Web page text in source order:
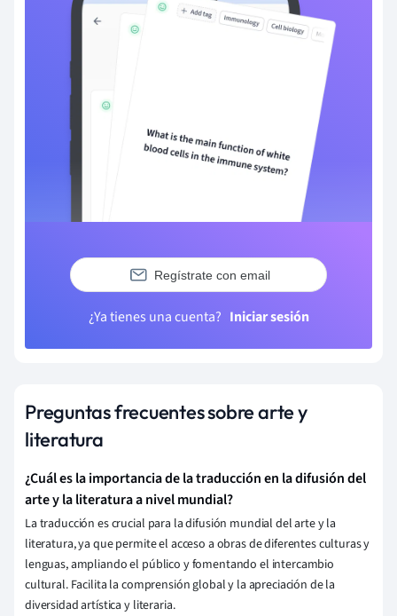
Regístrate con email
¿Ya tienes una cuenta? Iniciar sesión
Preguntas frecuentes sobre arte y
literatura
¿Cuál es la importancia de la traducción en la difusión del
arte y la literatura a nivel mundial?
La traducción es crucial para la difusión mundial del arte y la
literatura, ya que permite el acceso a obras de diferentes culturas y
lenguas, ampliando el público y fomentando el intercambio
cultural. Facilita la comprensión global y la apreciación de la
diversidad artística y literaria.